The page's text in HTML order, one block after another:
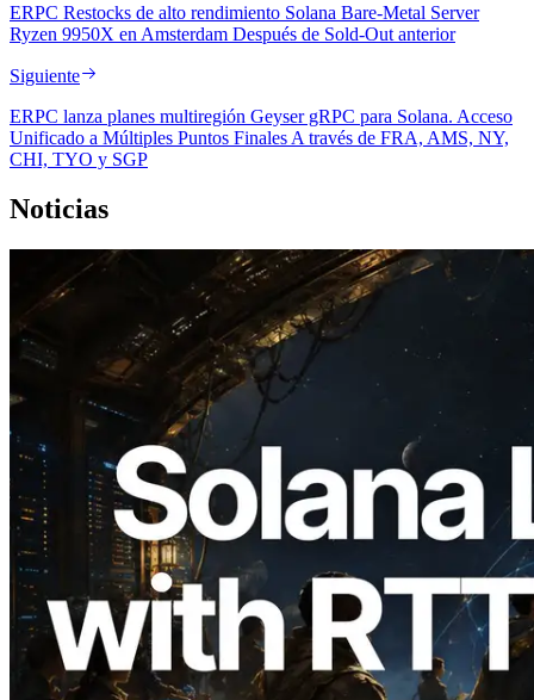
ERPC Restocks de alto rendimiento Solana Bare-Metal Server
Ryzen 9950X en Amsterdam Después de Sold-Out anterior
Siguiente
ERPC lanza planes multiregión Geyser gRPC para Solana. Acceso
Unificado a Múltiples Puntos Finales A través de FRA, AMS, NY,
CHI, TYO y SGP
Noticias
2026.08.05
ERPC amplía la Leader Slot API de
Solana con medición de ping desde 7
regiones globales — También se lanza la
Validators Information API